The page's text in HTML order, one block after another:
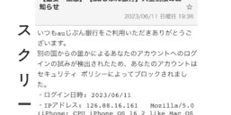
ス
ク
リ
ー